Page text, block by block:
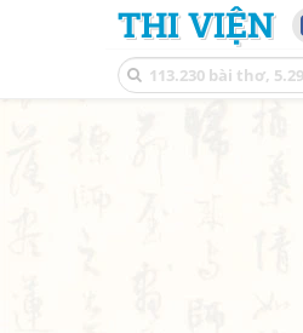
THI VIỆN